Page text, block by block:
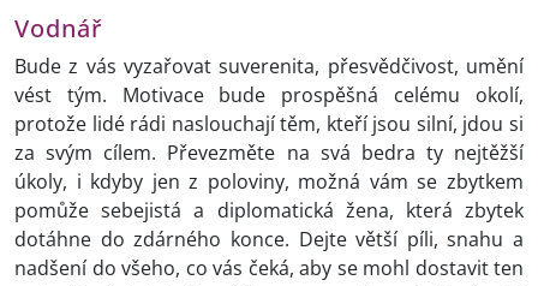
Vodnář
Bude z vás vyzařovat suverenita, přesvědčivost, umění
vést tým. Motivace bude prospěšná celému okolí,
protože lidé rádi naslouchají těm, kteří jsou silní, jdou si
za svým cílem. Převezměte na svá bedra ty nejtěžší
úkoly, i kdyby jen z poloviny, možná vám se zbytkem
pomůže sebejistá a diplomatická žena, která zbytek
dotáhne do zdárného konce. Dejte větší píli, snahu a
nadšení do všeho, co vás čeká, aby se mohl dostavit ten